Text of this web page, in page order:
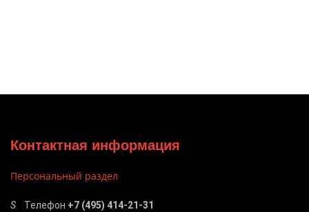
Контактная информация
Персональный раздел
Телефон +7 (495) 414-21-31